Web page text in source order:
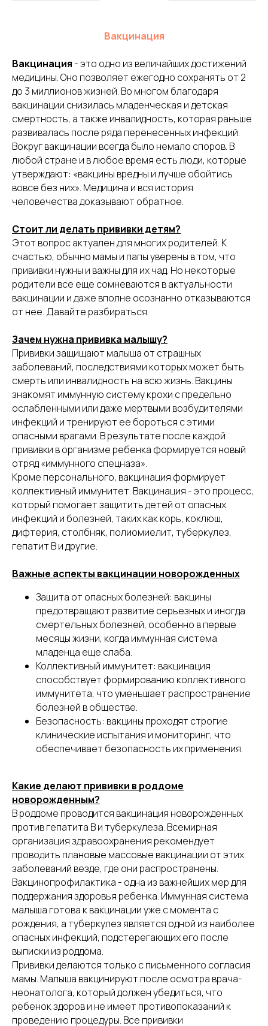
Вакцинация
Вакцинация - это одно из величайших достижений
медицины. Оно позволяет ежегодно сохранять от 2
до 3 миллионов жизней. Во многом благодаря
вакцинации снизилась младенческая и детская
смертность, а также инвалидность, которая раньше
развивалась после ряда перенесенных инфекций.
Вокруг вакцинации всегда было немало споров. В
любой стране и в любое время есть люди, которые
утверждают: «вакцины вредны и лучше обойтись
вовсе без них». Медицина и вся история
человечества доказывают обратное.
Стоит ли делать прививки детям?
Этот вопрос актуален для многих родителей. К
счастью, обычно мамы и папы уверены в том, что
прививки нужны и важны для их чад. Но некоторые
родители все еще сомневаются в актуальности
вакцинации и даже вполне осознанно отказываются
от нее. Давайте разбираться.
Зачем нужна прививка малышу?
Прививки защищают малыша от страшных
заболеваний, последствиями которых может быть
смерть или инвалидность на всю жизнь. Вакцины
знакомят иммунную систему крохи с предельно
ослабленными или даже мертвыми возбудителями
инфекций и тренируют ее бороться с этими
опасными врагами. В результате после каждой
прививки в организме ребенка формируется новый
отряд «иммунного спецназа».
Кроме персонального, вакцинация формирует
коллективный иммунитет. Вакцинация - это процесс,
который помогает защитить детей от опасных
инфекций и болезней, таких как корь, коклюш,
дифтерия, столбняк, полиомиелит, туберкулез,
гепатит В и другие.
Важные аспекты вакцинации новорожденных
Защита от опасных болезней: вакцины
предотвращают развитие серьезных и иногда
смертельных болезней, особенно в первые
месяцы жизни, когда иммунная система
младенца еще слаба.
Коллективный иммунитет: вакцинация
способствует формированию коллективного
иммунитета, что уменьшает распространение
болезней в обществе.
Безопасность: вакцины проходят строгие
клинические испытания и мониторинг, что
обеспечивает безопасность их применения.
Какие делают прививки в роддоме
новорожденным?
В роддоме проводится вакцинация новорожденных
против гепатита В и туберкулеза. Всемирная
организация здравоохранения рекомендует
проводить плановые массовые вакцинации от этих
заболеваний везде, где они распространены.
Вакцинопрофилактика - одна из важнейших мер для
поддержания здоровья ребенка. Иммунная система
малыша готова к вакцинации уже с момента с
рождения, а туберкулез является одной из наиболее
опасных инфекций, подстерегающих его после
выписки из роддома.
Прививки делаются только с письменного согласия
мамы. Малыша вакцинируют после осмотра врача-
неонатолога, который должен убедиться, что
ребенок здоров и не имеет противопоказаний к
проведению процедуры. Все прививки